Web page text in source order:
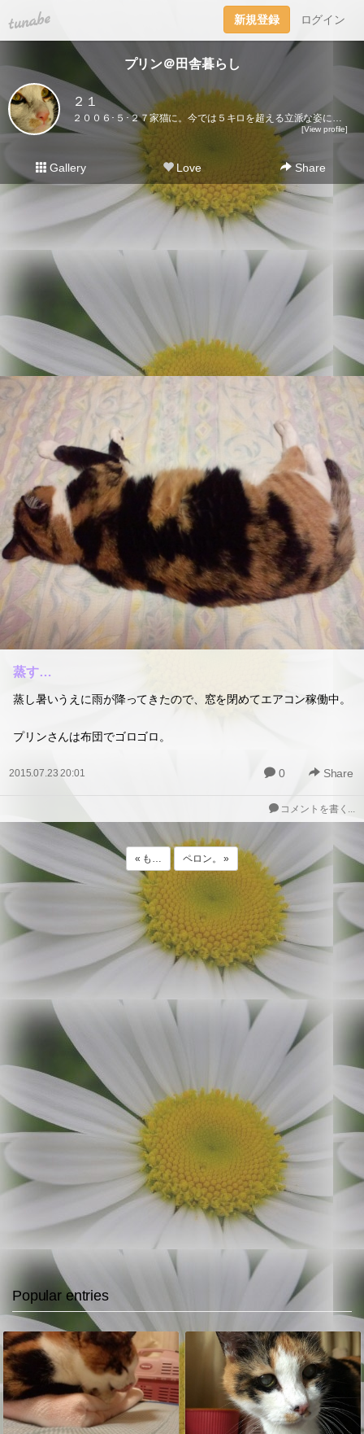
tuna.be 新規登録 ログイン
プリン＠田舎暮らし
２１
２００６･５･２７家猫に。今では５キロを超える立派な姿になりました♪ここに登場するのはプリンだけ。２０２１･５･３０虹の橋を渡りました｡
[View profile]
Gallery Love Share
蒸す…
蒸し暑いうえに雨が降ってきたので、窓を閉めてエアコン稼働中。
プリンさんは布団でゴロゴロ。
2015.07.23 20:01 0 Share
コメントを書く...
« も… ペロン。 »
Popular entries